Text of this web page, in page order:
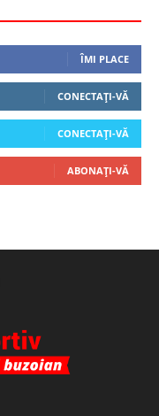
ÎMI PLACE
CONECTAȚI-VĂ
CONECTAȚI-VĂ
ABONAȚI-VĂ